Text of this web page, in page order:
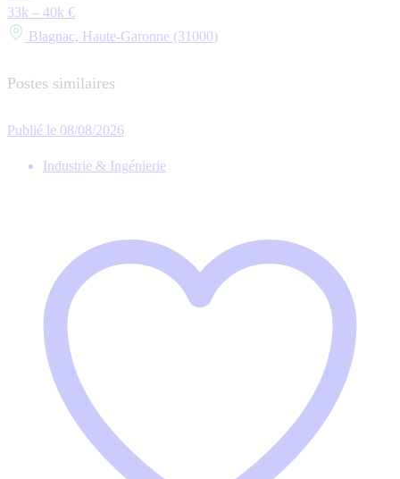
33k – 40k €
Blagnac, Haute-Garonne (31000)
Postes similaires
Publié le 08/08/2026
Industrie & Ingénierie